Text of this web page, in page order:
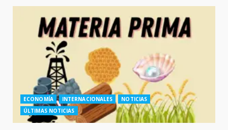
ECONOMÍA INTERNACIONALES
NOTICIAS
ÚLTIMAS NOTICIAS